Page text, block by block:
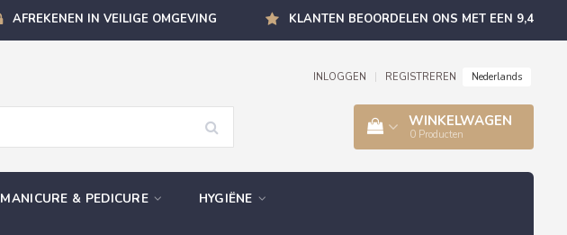
AFREKENEN IN VEILIGE OMGEVING KLANTEN BEOORDELEN ONS MET EEN 9,4
INLOGGEN REGISTREREN Nederlands
WINKELWAGEN
0 Producten
MANICURE & PEDICURE HYGIËNE